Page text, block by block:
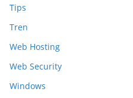
Tips
Tren
Web Hosting
Web Security
Windows